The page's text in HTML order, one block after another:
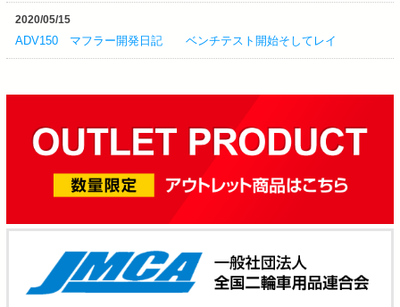
2020/05/15
ADV150 マフラー開発日記 ベンチテスト開始そしてレイ